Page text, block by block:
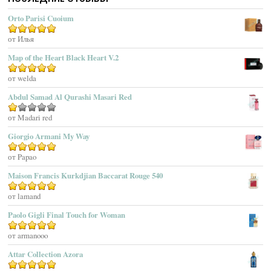
Acqua Di Stresa
Adam Levine
Adamo Parfum
Adidas
Adolfo Dominguez
Adrienne Vittadini
Aedes De Venustas
Aerin Lauder
Aether
Affinessence
Afnan Perfumes
Agatha Ruiz De La Prada
Agatho Parfum
Agent Provocateur
Agnes B
Agonist
Ahjaar
Orto Parisi Cuoium
Оценка
от Илья
Map of the Heart Black Heart V.2
Оценка5
от welda
Abdul Samad Al Qurashi Masari Red
Оценка
1
из
5
от Madari red
Giorgio Armani My Way
Оценка5
от Papao
Maison Francis Kurkdjian Baccarat Rouge 540
Оценка5из 5
от lamand
Paolo Gigli Final Touch for Woman
Оценка5из 5
от armanooo
Attar Collection Azora